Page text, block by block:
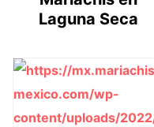
Laguna Seca